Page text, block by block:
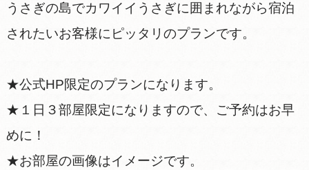
うさぎの島でカワイイうさぎに囲まれながら宿泊
されたいお客様にピッタリのプランです。
★公式HP限定のプランになります。
★１日３部屋限定になりますので、ご予約はお早
めに！
★お部屋の画像はイメージです。